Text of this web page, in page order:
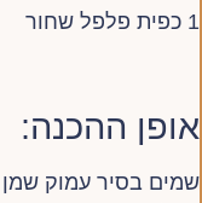
1 כפית פלפל שחור
אופן ההכנה:
שמים בסיר עמוק שמן